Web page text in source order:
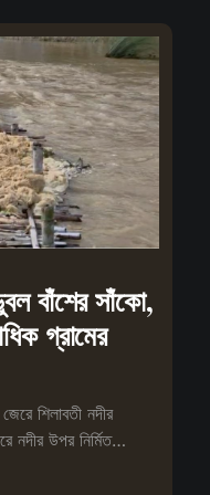
বাঁশের সাঁকো,
গ্রামের
শিলাবতী নদীর
উপর নির্মিত